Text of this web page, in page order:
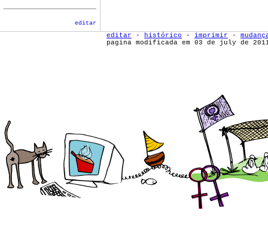
editar
editar - histórico - imprimir -
pagina modificada em 03 de july de